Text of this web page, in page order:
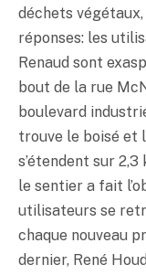
déchets végétaux,
réponses: les
Renaud sont
bout de la rue
boulevard
trouve le boisé et
s’étendent sur 2,3
le sentier a fait
utilisateurs se
chaque nouveau
dernier, René